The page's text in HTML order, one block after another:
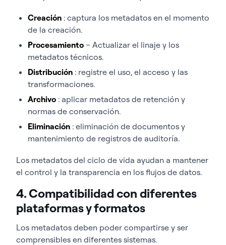
Creación : captura los metadatos en el momento
de la creación.
Procesamiento – Actualizar el linaje y los
metadatos técnicos.
Distribución : registre el uso, el acceso y las
transformaciones.
Archivo : aplicar metadatos de retención y
normas de conservación.
Eliminación : eliminación de documentos y
mantenimiento de registros de auditoría.
Los metadatos del ciclo de vida ayudan a mantener
el control y la transparencia en los flujos de datos.
4. Compatibilidad con diferentes
plataformas y formatos
Los metadatos deben poder compartirse y ser
comprensibles en diferentes sistemas.